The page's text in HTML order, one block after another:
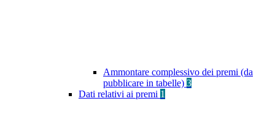
Ammontare complessivo dei premi (da
pubblicare in tabelle) 3
Dati relativi ai premi 1